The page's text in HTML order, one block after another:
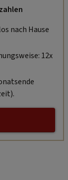
nach Hause
12x